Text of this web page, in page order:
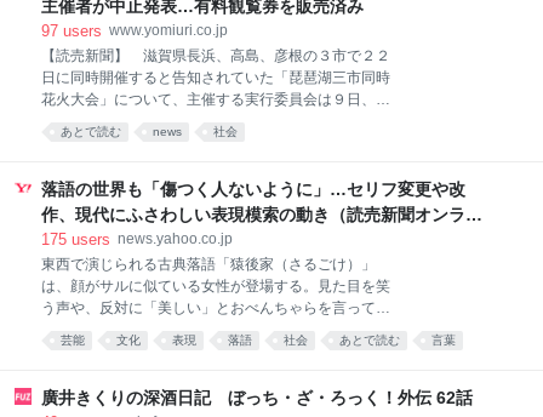
上げ時刻が明らかにならず、地元自治体や消防、警察
判明。その後、自治体からも相次いで注意喚起が出さ
れ、最終的に開催2週間前となる8月9日に中止となり
ました。 SNSではすでに「詐欺だったのではないか」
という声も出ています。 僕自身も気になって公開情報
イベン
主催者が中止発表…有料観覧券を販売済み
97 users www.yomiuri.co.jp
【読売新聞】 滋賀県長浜、高島、彦根の３市で２２
日に同時開催すると告知されていた「琵琶湖三市同時
花火大会」について、主催する実行委員会は９日、
「必要な準備・運営体制を整えることが困難」として
中止するとホームページ（ＨＰ）などで発表し
あとで読む news 社会
落語の世界も「傷つく人ないように」…セリフ変更や改
作、現代にふさわしい表現模索の動き（読売新聞オンライ
ン） - Yahoo!ニュース
175 users news.yahoo.co.jp
東西で演じられる古典落語「猿後家（さるごけ）」
は、顔がサルに似ている女性が登場する。見た目を笑
う声や、反対に「美しい」とおべんちゃらを言ってく
るのを聞いて、女性が腹を立てたり浮かれたりする姿
を滑稽に描く。 上方の落語家、露（つゆ）の眞（まこ
がサルにそっくりでおもしろかった」と言われ、違和
芸能 文化 表現 落語 社会 あとで読む 言葉
廣井きくりの深酒日記 ぼっち・ざ・ろっく！外伝 62話